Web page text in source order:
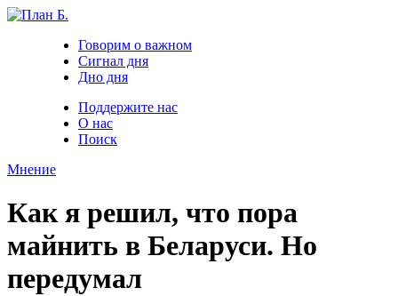
Говорим о важном
Сигнал дня
Дно дня
Поддержите нас
О нас
Поиск
Мнение
Как я решил, что пора
майнить в Беларуси. Но
передумал